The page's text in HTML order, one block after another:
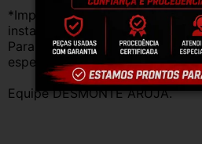
*Importante: Não nos
instalações inadequadas ou
Para evitar problemas,
especializado.
Equipe DESMONTE ARUJÁ.